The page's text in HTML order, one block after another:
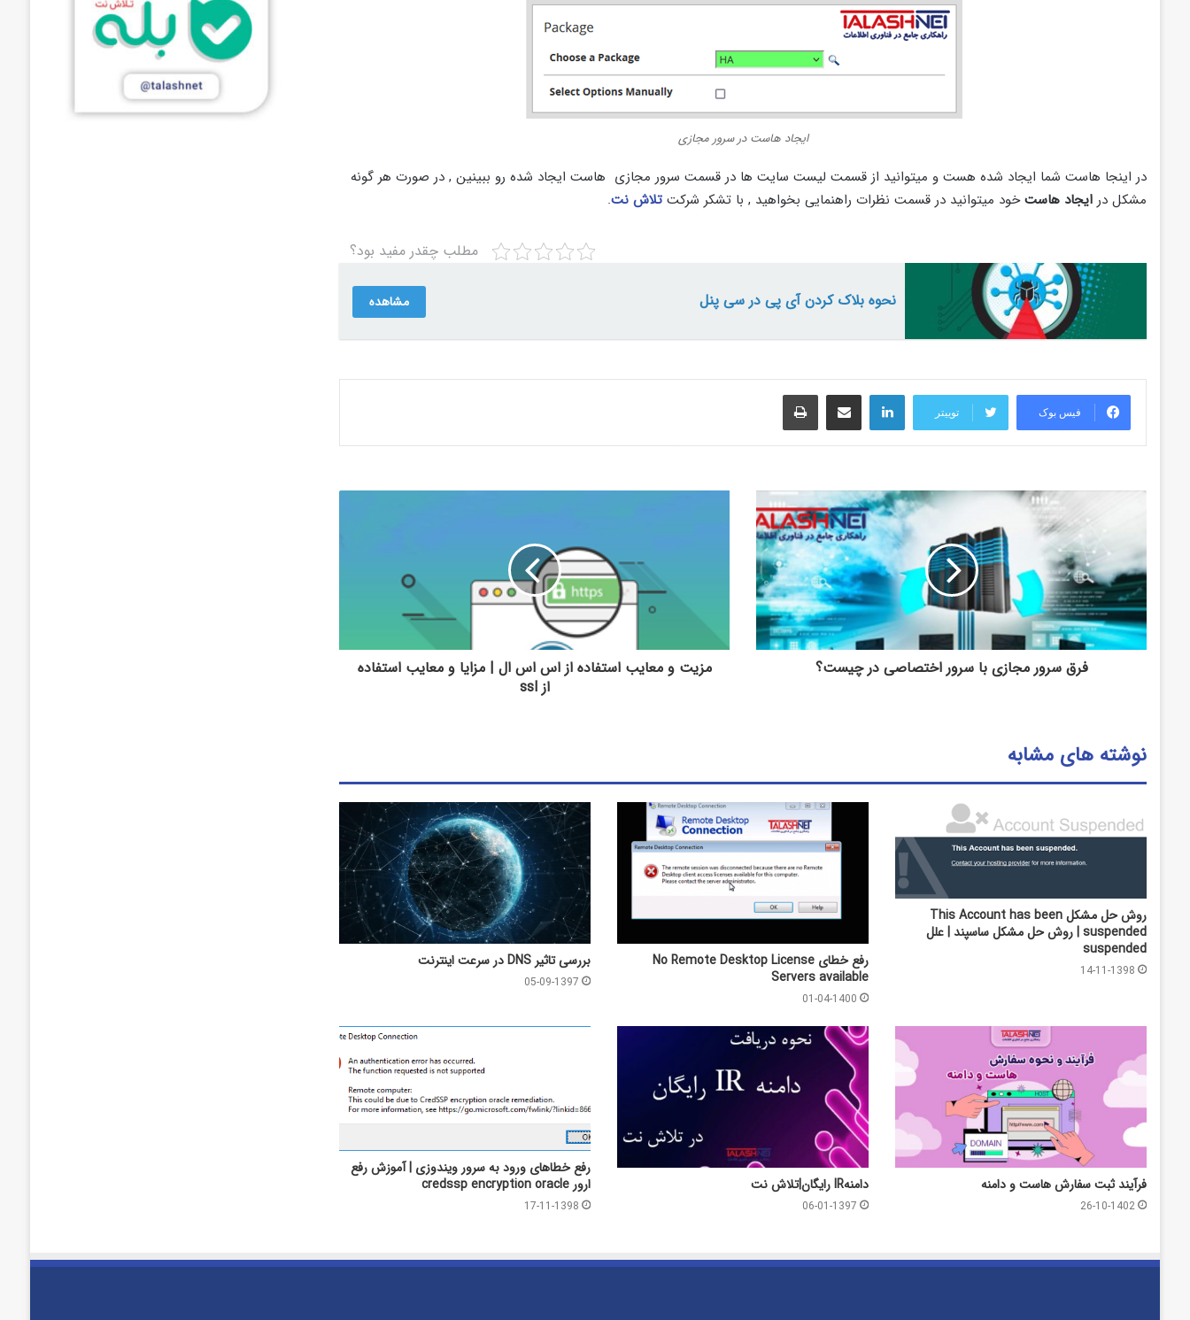
ایجاد هاست در سرور مجازی
در اینجا هاست شما ایجاد شده هست و میتوانید از قسمت لیست سایت ها در قسمت سرور مجازی هاست ایجاد شده رو ببینین , در صورت هر گونه
مشکل در ایجاد هاستخود میتوانید در قسمت نظرات راهنمایی بخواهید , با تشکر شرکت تلاش نت.
مطلب چقدر مفید بود؟
نحوه بلاک کردن آی پی در سی پنل مشاهده
فیس بوک توییتر
لینکدیناشتراک گذاری از طریق ایمیل چاپ
فرق سرور مجازی با سرور اختصاصی در چیست؟
مزیت و معایب استفاده از اس اس ال | مزایا و معایب استفاده
از ssl
نوشته های مشابه
روش حل مشکل This Account has been
suspended | روش حل مشکل ساسپند | علل
suspended
14-11-1398
رفع خطای No Remote Desktop License
Servers available
01-04-1400
بررسی تاثیر DNS در سرعت اینترنت
05-09-1397
فرآیند ثبت سفارش هاست و دامنه
26-10-1402
دامنهIR رایگان|تلاش نت
06-01-1397
رفع خطاهای ورود به سرور ویندوزی | آموزش رفع
ارور credssp encryption oracle
17-11-1398